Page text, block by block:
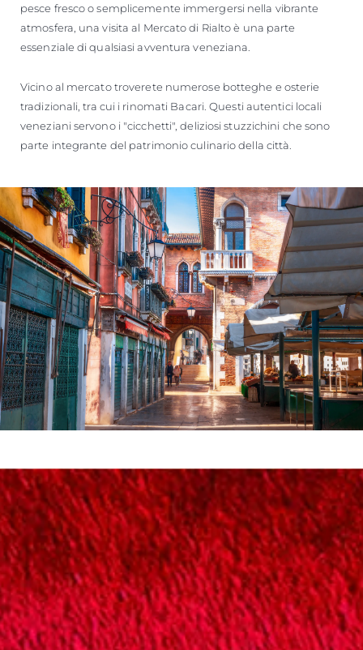
pesce fresco o semplicemente immergersi nella vibrante
atmosfera, una visita al Mercato di Rialto è una parte
essenziale di qualsiasi avventura veneziana.
Vicino al mercato troverete numerose botteghe e osterie
tradizionali, tra cui i rinomati Bacari. Questi autentici locali
veneziani servono i "cicchetti", deliziosi stuzzichini che sono
parte integrante del patrimonio culinario della città.